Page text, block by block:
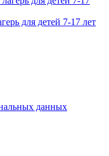
для детей 7-17 лет
данных